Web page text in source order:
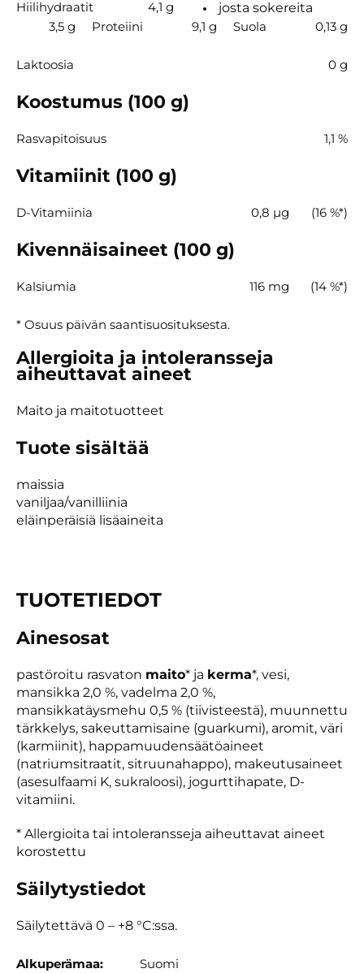
Hiilihydraatit 4,1 g
josta sokereita
3,5 g
Proteiini 9,1 g Suola 0,13 g
Laktoosia 0 g
Koostumus (100 g)
Rasvapitoisuus 1,1 %
Vitamiinit (100 g)
D-Vitamiinia 0,8 µg (16 %*)
Kivennäisaineet (100 g)
Kalsiumia 116 mg (14 %*)
* Osuus päivän saantisuosituksesta.
Allergioita ja intoleransseja
aiheuttavat aineet
Maito ja maitotuotteet
Tuote sisältää
maissia
vaniljaa/vanilliinia
eläinperäisiä lisäaineita
TUOTETIEDOT
Ainesosat
pastöroitu rasvaton maito* ja kerma*, vesi,
mansikka 2,0 %, vadelma 2,0 %,
mansikkatäysmehu 0,5 % (tiivisteestä), muunnettu
tärkkelys, sakeuttamisaine (guarkumi), aromit, väri
(karmiinit), happamuudensäätöaineet
(natriumsitraatit, sitruunahappo), makeutusaineet
(asesulfaami K, sukraloosi), jogurttihapate, D-
vitamiini.
* Allergioita tai intoleransseja aiheuttavat aineet
korostettu
Säilytystiedot
Säilytettävä 0 – +8 °C:ssa.
Alkuperämaa
Suomi